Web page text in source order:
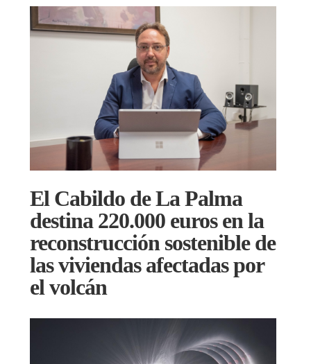
El Cabildo de La Palma
destina 220.000 euros en la
reconstrucción sostenible de
las viviendas afectadas por
el volcán